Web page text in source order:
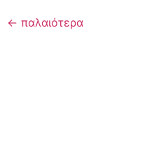
← παλαιότερα